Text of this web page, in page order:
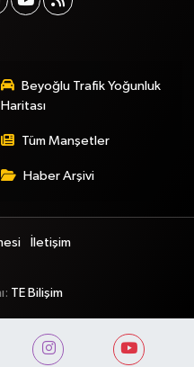
Beyoğlu Trafik Yoğunluk
Haritası
Tüm Manşetler
Haber Arşivi
İletişim
TE Bilişim